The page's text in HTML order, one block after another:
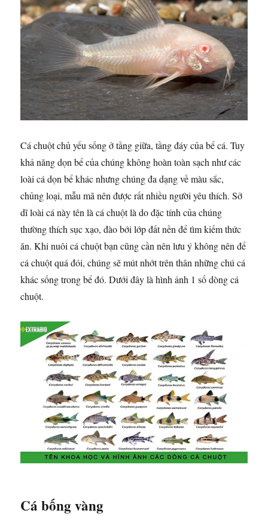
Cá chuột chủ yếu sống ở tầng giữa, tầng đáy của bể cá. Tuy
khả năng dọn bể của chúng không hoàn toàn sạch như các
loài cá dọn bể khác nhưng chúng đa dạng về màu sắc,
chủng loại, mẫu mã nên được rất nhiều người yêu thích. Sở
dĩ loài cá này tên là cá chuột là do đặc tính của chúng
thường thích sục xạo, đào bới lớp đất nền để tìm kiếm thức
ăn. Khi nuôi cá chuột bạn cũng cần nên lưu ý không nên để
cá chuột quá đói, chúng sẽ mút nhớt trên thân những chú cá
khác sống trong bể đó. Dưới đây là hình ảnh 1 số dòng cá
chuột.
Cá bống vàng